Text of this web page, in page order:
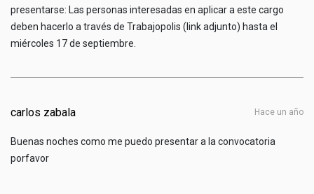
presentarse: Las personas interesadas en aplicar a este cargo
deben hacerlo a través de Trabajopolis (link adjunto) hasta el
miércoles 17 de septiembre.
hace un año
carlos zabala
Buenas noches como me puedo presentar a la convocatoria
porfavor